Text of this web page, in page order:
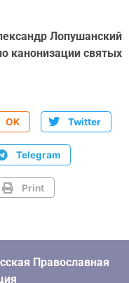
Лопушанский
канонизации святых
OK Twitter
Telegram
Print
Православная